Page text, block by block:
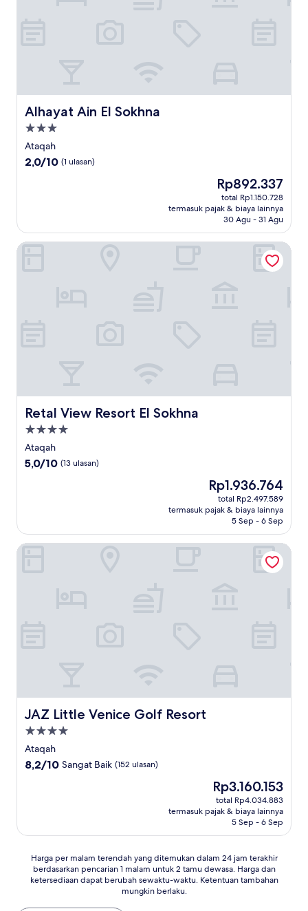
Alhayat Ain El Sokhna
Alhayat Ain El Sokhna
Properti
bintang
3.0
Ataqah
2.0
2,0/10 (1 ulasan)
Harga
sekarang
Rp892.337
Rp892.337
total Rp1.150.728
termasuk pajak & biaya lainnya
30 Agu - 31 Agu
Retal View Resort El Sokhna
Retal View Resort El Sokhna
Properti
bintang
4.0
Ataqah
5.0
5,0/10 (13 ulasan)
Harga
sekarang
Rp1.936.764
Rp1.936.764
total Rp2.497.589
termasuk pajak & biaya lainnya
5 Sep - 6 Sep
Retal View Resort El Sokhna
JAZ Little Venice Golf Resort
JAZ Little Venice Golf Resort
Properti
bintang
4.0
Ataqah
8.2
ulasan)
8,2/10 Sangat Baik (152 ulasan)
Harga
sekarang
Rp3.160.153
Rp3.160.153
total Rp4.034.883
termasuk pajak & biaya lainnya
5 Sep - 6 Sep
JAZ Little Venice Golf Resort
Harga
malam
yang
Harga per malam terendah yang ditemukan dalam 24 jam terakhir
berdasarkan pencarian 1 malam untuk 2 tamu dewasa. Harga dan
ketersediaan dapat berubah sewaktu-waktu. Ketentuan tambahan
mungkin berlaku.